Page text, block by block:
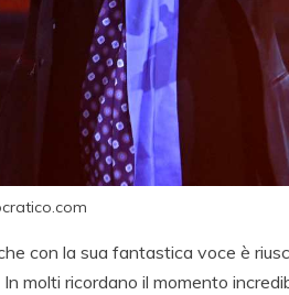
con la sua fantastica voce è
molti ricordano il momento